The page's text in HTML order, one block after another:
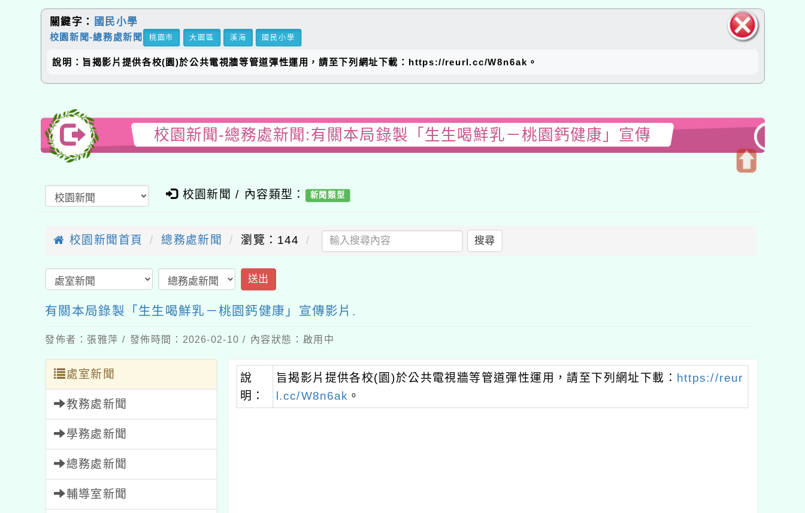
關鍵字： 國民小學
校園新聞-總務處新聞 桃園市 大園區 溪海 國民小學
說明：旨揭影片提供各校(園)於公共電視牆等管道彈性運用，請至下列網址下載：https://reurl.cc/W8n6ak。
校園新聞-總務處新聞:有關本局錄製「生生喝鮮乳－桃園鈣健康」宣傳
校園新聞 / 內容類型： 新聞類型
校園新聞首頁 總務處新聞 瀏覽：144 搜尋
送出
有關本局錄製「生生喝鮮乳－桃園鈣健康」宣傳影片.
發佈者：張雅萍 / 發佈時間：2026-02-10 / 內容狀態：啟用中
處室新聞
教務處新聞
學務處新聞
總務處新聞
輔導室新聞
說
明：
旨揭影片提供各校(園)於公共電視牆等管道彈性運用，請至下列網址下載： https://reur
l.cc/W8n6ak 。